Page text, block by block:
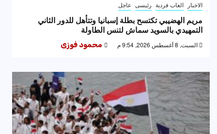
الاخبار العاب فردية رئيسى عاجل
مريم الهضيبي تكتسح بطلة إسبانيا وتتأهل للدور الثاني
التمهيدي بالسويد سماش لتنس الطاولة
السبت, 8 أغسطس 2026, 9:54 م محمود فوزى